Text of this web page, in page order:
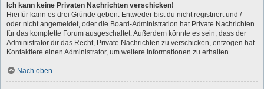
Ich kann keine Privaten Nachrichten verschicken!
Hierfür kann es drei Gründe geben: Entweder bist du nicht registriert und /
oder nicht angemeldet, oder die Board-Administration hat Private Nachrichten
für das komplette Forum ausgeschaltet. Außerdem könnte es sein, dass der
Administrator dir das Recht, Private Nachrichten zu verschicken, entzogen hat.
Kontaktiere einen Administrator, um weitere Informationen zu erhalten.
Nach oben